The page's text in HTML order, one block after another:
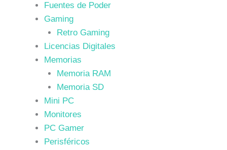
Fuentes de Poder
Gaming
Retro Gaming
Licencias Digitales
Memorias
Memoria RAM
Memoria SD
Mini PC
Monitores
PC Gamer
Perisféricos